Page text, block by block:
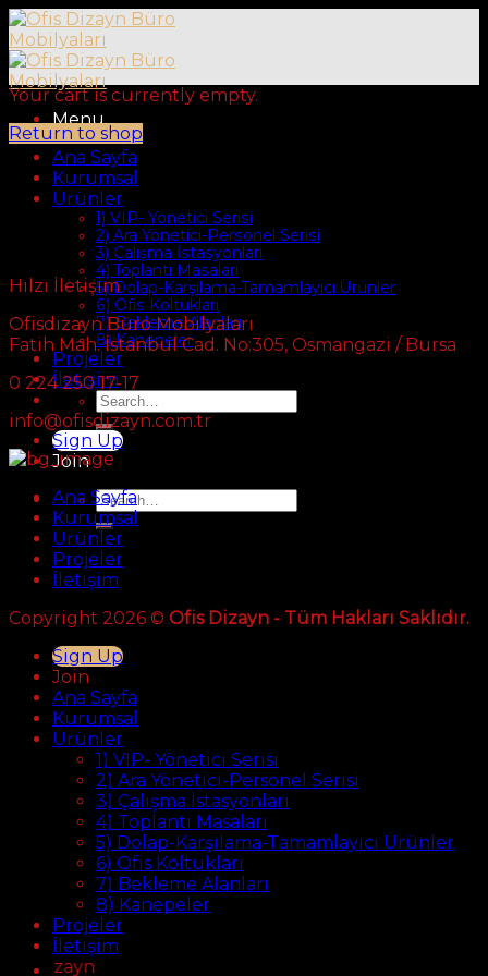
Skip
to
content
Menu
Ana Sayfa
Kurumsal
Ürünler
1) VIP- Yönetici Serisi
2) Ara Yönetici-Personel Serisi
3) Çalışma İstasyonları
4) Toplantı Masaları
5) Dolap-Karşılama-Tamamlayıcı Ürünler
6) Ofis Koltukları
7) Bekleme Alanları
8) Kanepeler
Projeler
İletişim
Search
for:
Sign Up
Join
Search
for:
Your cart is currently empty.
Return to shop
Hılzı İletişim
Ofisdizayn Büro Mobilyaları
Fatih Mah. İstanbul Cad. No:305, Osmangazi / Bursa
0 224 250 17-17
info@ofisdizayn.com.tr
Ana Sayfa
Kurumsal
Ürünler
Projeler
İletişim
Copyright 2026 © Ofis Dizayn - Tüm Hakları Saklıdır.
Sign Up
Join
Ana Sayfa
Kurumsal
Ürünler
1) VIP- Yönetici Serisi
2) Ara Yönetici-Personel Serisi
3) Çalışma İstasyonları
4) Toplantı Masaları
5) Dolap-Karşılama-Tamamlayıcı Ürünler
6) Ofis Koltukları
7) Bekleme Alanları
8) Kanepeler
Projeler
İletişim
Dizayn